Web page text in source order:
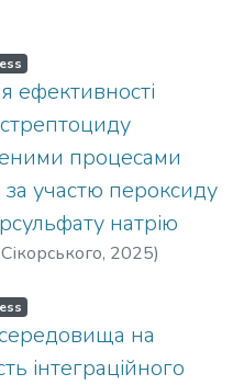
В.
ефективності
стрептоциду
процесами
участю пероксиду
натрію
, 2025)
на
інтеграційного